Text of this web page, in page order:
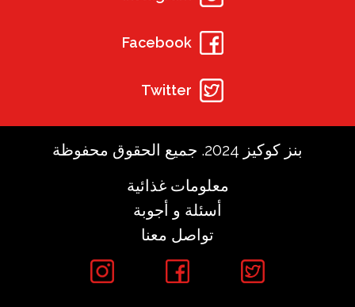
Facebook
Twitter
بنز كوكيز 2024. جميع الحقوق محفوظة
معلومات غذائية
أسئلة و أجوبة
تواصل معنا